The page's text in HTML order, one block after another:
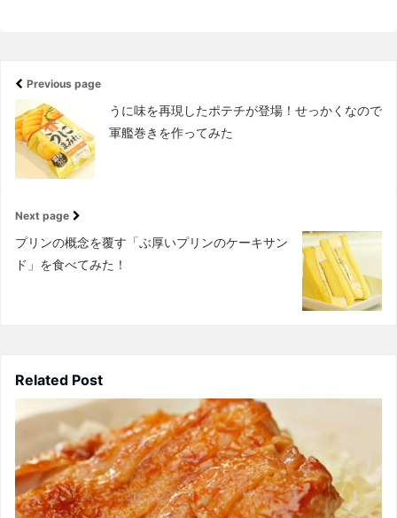
Previous page
うに味を再現したポテチが登場！せっかくなので
軍艦巻きを作ってみた
Next page
プリンの概念を覆す「ぶ厚いプリンのケーキサン
ド」を食べてみた！
Related Post